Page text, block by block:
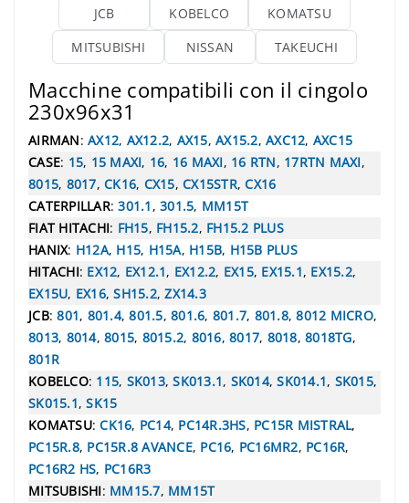
JCB
KOBELCO
KOMATSU
MITSUBISHI
NISSAN TAKEUCHI
Macchine compatibili con il cingolo
230x96x31
AIRMAN: AX12, AX12.2, AX15, AX15.2, AXC12, AXC15
CASE: 15, 15 MAXI, 16, 16 MAXI, 16 RTN, 17RTN MAXI,
8015, 8017, CK16, CX15, CX15STR,CX16
CATERPILLAR:301.1 , 301.5, MM15T
FIAT HITACHI: FH15, FH15.2, FH15.2 PLUS
HANIX: H12A, H15, H15A, H15B, H15B PLUS
HITACHI: EX12, EX12.1, EX12.2, EX15, EX15.1, EX15.2,
EX15U, EX16,SH15.2,ZX14.3
JCB:801, 801.4,801.5, 801.6, 801.7, 801.8,8012 MICRO,
8013, 8014, 8015, 8015.2, 8016, 8017, 8018, 8018TG,
801R
KOBELCO: 115, SK013,SK013.1, SK014,SK014.1, SK015,
SK015.1,SK15
KOMATSU:CK16, PC14, PC14R.3HS, PC15R MISTRAL,
PC15R.8, PC15R.8 AVANCE, PC16, PC16MR2, PC16R,
PC16R2 HS, PC16R3
MITSUBISHI: MM15.7, MM15T